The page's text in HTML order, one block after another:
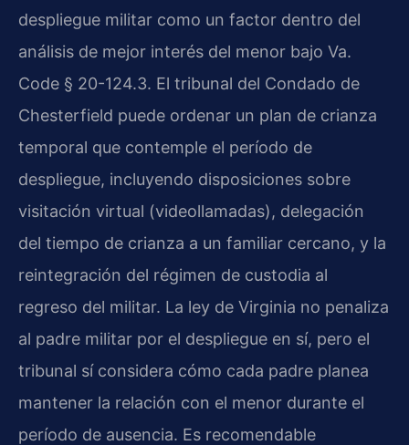
despliegue militar como un factor dentro del
análisis de mejor interés del menor bajo Va.
Code § 20-124.3. El tribunal del Condado de
Chesterfield puede ordenar un plan de crianza
temporal que contemple el período de
despliegue, incluyendo disposiciones sobre
visitación virtual (videollamadas), delegación
del tiempo de crianza a un familiar cercano, y la
reintegración del régimen de custodia al
regreso del militar. La ley de Virginia no penaliza
al padre militar por el despliegue en sí, pero el
tribunal sí considera cómo cada padre planea
mantener la relación con el menor durante el
período de ausencia. Es recomendable